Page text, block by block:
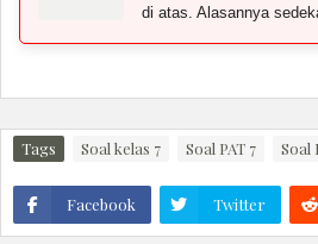
di atas. Alasannya
Tags Soal kelas 7 Soal PAT 7 Soal
Facebook Twitter